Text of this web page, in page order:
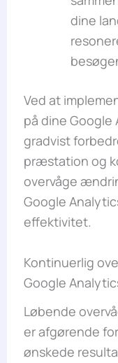
dine
Ved at
på dine
gradvist
præstation og
overvåge
Google
effektivitet.
Kontinuerlig
Google
Løbende
er afgørende
ønskede